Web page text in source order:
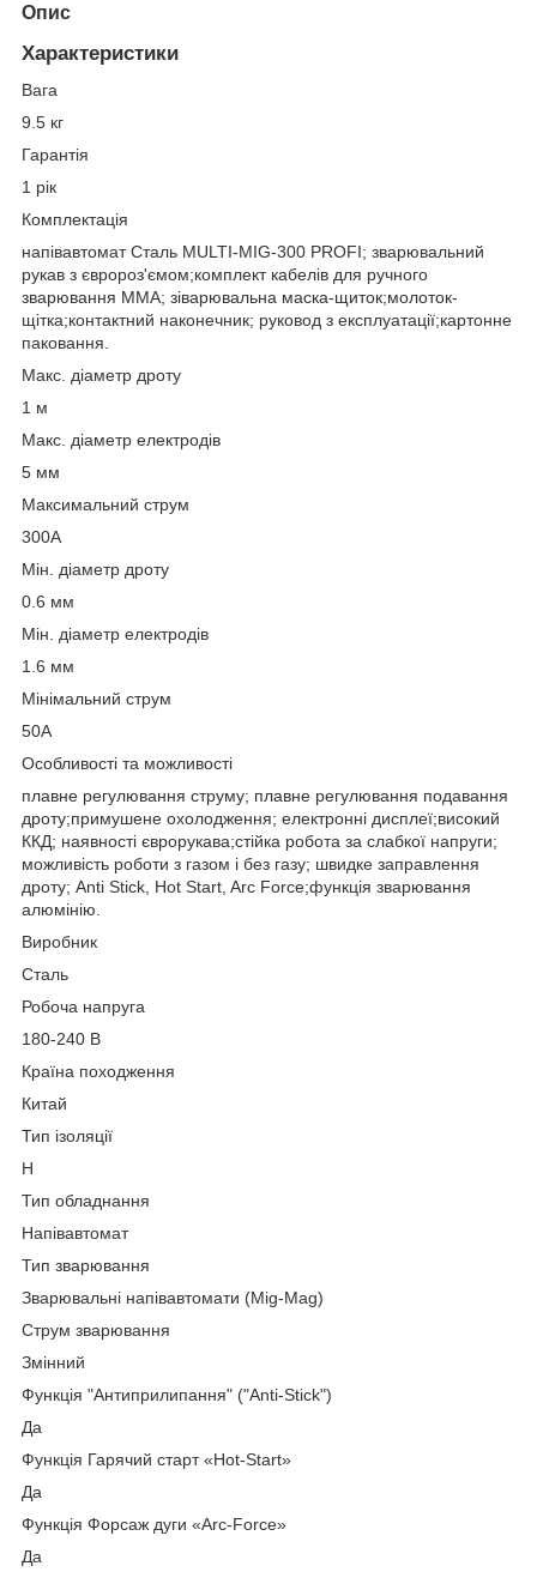
Опис
Характеристики
Вага
9.5 кг
Гарантія
1 рік
Комплектація
напівавтомат Сталь MULTI-MIG-300 PROFI; зварювальний
рукав з євророз'ємом;комплект кабелів для ручного
зварювання MMA; зіварювальна маска-щиток;молоток-
щітка;контактний наконечник; руковод з експлуатації;картонне
паковання.
Макс. діаметр дроту
1 м
Макс. діаметр електродів
5 мм
Максимальний струм
300А
Мін. діаметр дроту
0.6 мм
Мін. діаметр електродів
1.6 мм
Мінімальний струм
50А
Особливості та можливості
плавне регулювання струму; плавне регулювання подавання
дроту;примушене охолодження; електронні дисплеї;високий
ККД; наявності єврорукава;стійка робота за слабкої напруги;
можливість роботи з газом і без газу; швидке заправлення
дроту; Anti Stick, Hot Start, Arc Force;функція зварювання
алюмінію.
Виробник
Сталь
Робоча напруга
180-240 В
Країна походження
Китай
Тип ізоляції
Н
Тип обладнання
Напівавтомат
Тип зварювання
Зварювальні напівавтомати (Mig-Mag)
Струм зварювання
Змінний
Функція "Антиприлипання" ("Anti-Stick")
Да
Функція Гарячий старт «Hot-Start»
Да
Функція Форсаж дуги «Arc-Force»
Да